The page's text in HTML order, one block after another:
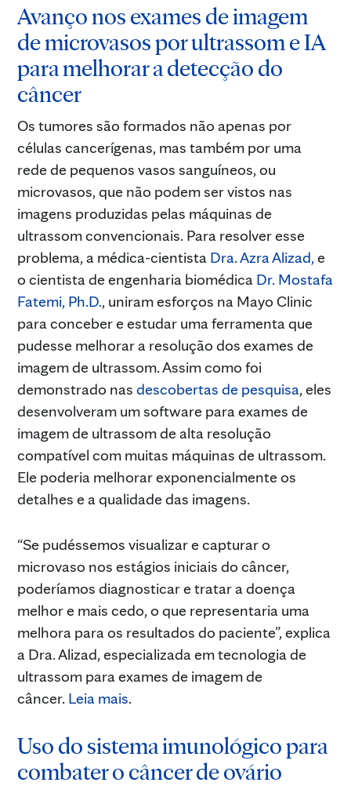
Avanço nos exames de imagem
de microvasos por ultrassom e IA
para melhorar a detecção do
câncer
Os tumores são formados não apenas por
células cancerígenas, mas também por uma
rede de pequenos vasos sanguíneos, ou
microvasos, que não podem ser vistos nas
imagens produzidas pelas máquinas de
ultrassom convencionais. Para resolver esse
problema, a médica-cientista Dra. Azra Alizad, e
o cientista de engenharia biomédica Dr. Mostafa
Fatemi, Ph.D., uniram esforços na Mayo Clinic
para conceber e estudar uma ferramenta que
pudesse melhorar a resolução dos exames de
imagem de ultrassom. Assim como foi
demonstrado nas descobertas de pesquisa, eles
desenvolveram um software para exames de
imagem de ultrassom de alta resolução
compatível com muitas máquinas de ultrassom.
Ele poderia melhorar exponencialmente os
detalhes e a qualidade das imagens.
“Se pudéssemos visualizar e capturar o
microvaso nos estágios iniciais do câncer,
poderíamos diagnosticar e tratar a doença
melhor e mais cedo, o que representaria uma
melhora para os resultados do paciente”, explica
a Dra. Alizad, especializada em tecnologia de
ultrassom para exames de imagem de
câncer. Leia mais.
Uso do sistema imunológico para
combater o câncer de ovário